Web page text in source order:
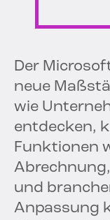
Der
neue
wie
entdecken,
Funktionen
und
Anpassung